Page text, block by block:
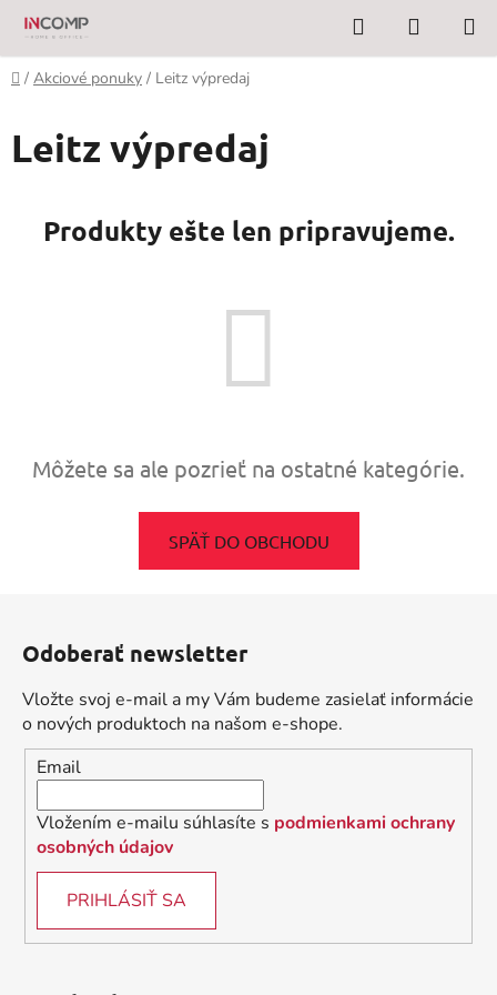
Prejsť
obsah
Hľadať
KOŠÍK
Domov
/ Akciové ponuky / Leitz výpredaj
Leitz výpredaj
Produkty ešte len pripravujeme.
Môžete sa ale pozrieť na ostatné kategórie.
SPÄŤ DO OBCHODU
Odoberať newsletter
Vložte svoj e-mail a my Vám budeme zasielať informácie
o nových produktoch na našom e-shope.
Email
Vložením e-mailu súhlasíte s podmienkami ochrany
osobných údajov
PRIHLÁSIŤ SA